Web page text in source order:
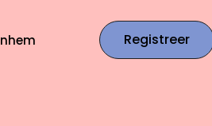
Registreer